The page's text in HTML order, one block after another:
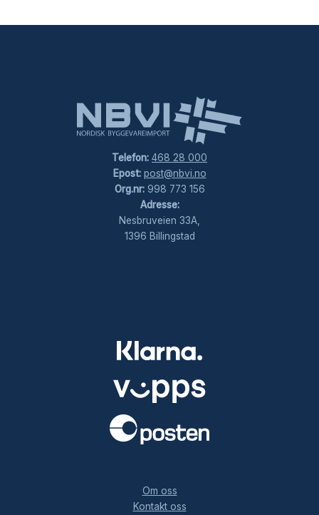
Telefon: 468 28 000
Epost: post@nbvi.no
Org.nr:998 773 156
Adresse:
Nesbruveien 33A,
1396 Billingstad
Om oss
Kontakt oss